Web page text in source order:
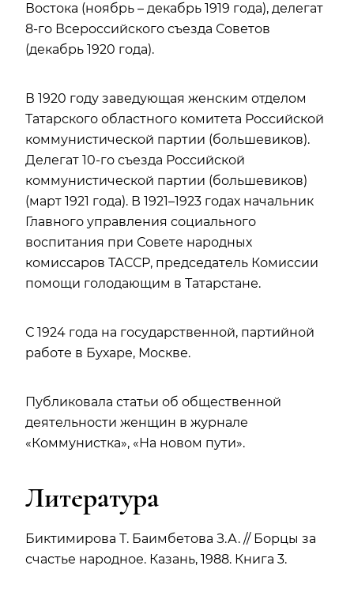
Востока (ноябрь – декабрь 1919 года), делегат
8-го Всероссийского съезда Советов
(декабрь 1920 года).
В 1920 году заведующая женским отделом
Татарского областного комитета Российской
коммунистической партии (большевиков).
Делегат 10-го съезда Российской
коммунистической партии (большевиков)
(март 1921 года). В 1921–1923 годах начальник
Главного управления социального
воспитания при Совете народных
комиссаров ТАССР, председатель Комиссии
помощи голодающим в Татарстане.
С 1924 года на государственной, партийной
работе в Бухаре, Москве.
Публиковала статьи об общественной
деятельности женщин в журнале
«Коммунистка», «На новом пути».
Литература
Биктимирова Т. Баимбетова З.А. // Борцы за
счастье народное. Казань, 1988. Книга 3.